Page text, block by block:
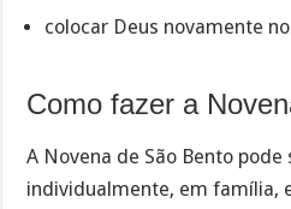
colocar Deus novamente
Como fazer a
A Novena de São Bento pode
individualmente, em família,